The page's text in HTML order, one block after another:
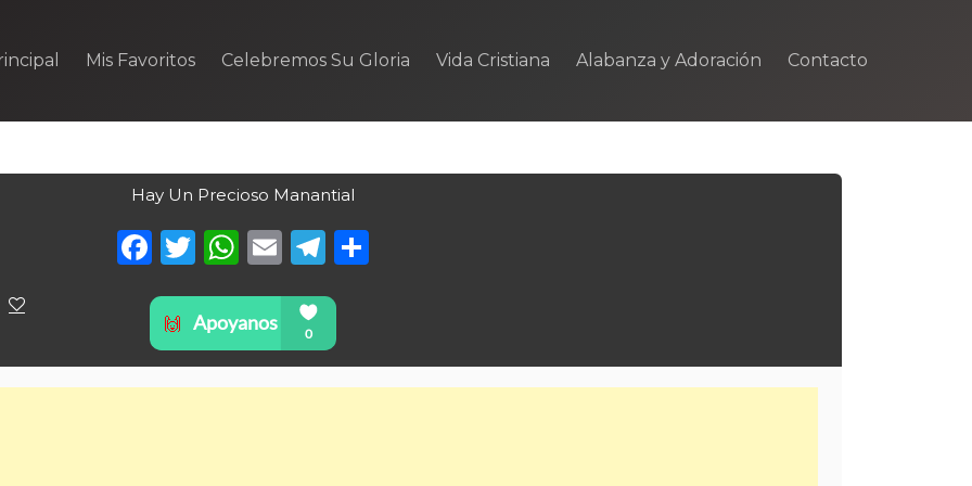
Mis Favoritos Celebremos Su Gloria Vida Cristiana Alabanza y Adoración Contacto
Hay Un Precioso Manantial
Facebook
Twitter
WhatsApp
EmailTelegram